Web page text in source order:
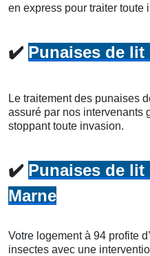
en express pour traiter toute
✔️ Punaises de
Le traitement des punaises
assuré par nos intervenants
stoppant toute invasion.
✔️ Punaises de lit
Marne
Votre logement à 94 profite
insectes avec une